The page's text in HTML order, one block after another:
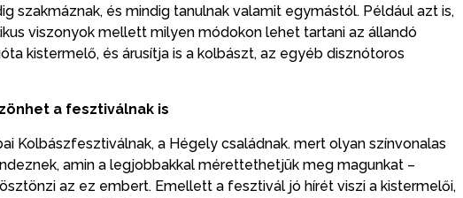
szakmáznak, és mindig tanulnak valamit egymástól. Például azt is,
viszonyok mellett milyen módokon lehet tartani az állandó
kistermelő, és árusítja is a kolbászt, az egyéb disznótoros
a fesztiválnak is
Kolbászfesztiválnak, a Hégely családnak. mert olyan színvonalas
amin a legjobbakkal mérettethetjük meg magunkat –
az ez embert. Emellett a fesztivál jó hírét viszi a kistermelői,